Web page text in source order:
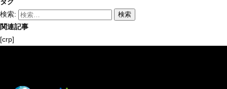
検索:
関連記事
[crp]